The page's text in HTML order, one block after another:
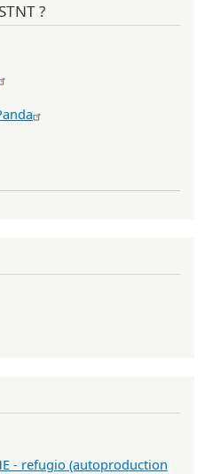
?
- refugio (autoproduction